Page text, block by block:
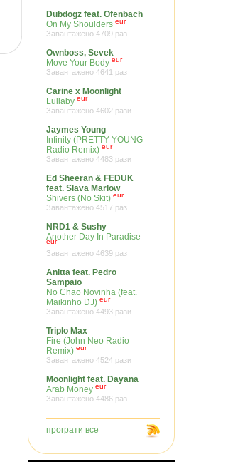
Dubdogz feat. Ofenbach
On My Shoulders eur
Завантажено 4709 раз
Ownboss, Sevek
Move Your Body eur
Завантажено 4641 раз
Carine x Moonlight
Lullaby eur
Завантажено 4602 рази
Jaymes Young
Infinity (PRETTY YOUNG
Radio Remix) eur
Завантажено 4483 рази
Ed Sheeran & FEDUK
feat. Slava Marlow
Shivers (No Skit) eur
Завантажено 4517 раз
NRD1 & Sushy
Another Day In Paradise
eur
Завантажено 4639 раз
Anitta feat. Pedro
Sampaio
No Chao Novinha (feat.
Maikinho DJ) eur
Завантажено 4493 рази
Triplo Max
Fire (John Neo Radio
Remix) eur
Завантажено 4524 рази
Moonlight feat. Dayana
Arab Money eur
Завантажено 4486 раз
програти все